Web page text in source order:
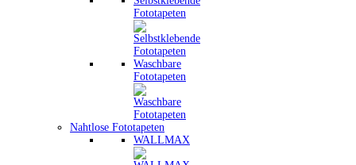
Fototapeten
Waschbare
Fototapeten
Nahtlose Fototapeten
WALLMAX